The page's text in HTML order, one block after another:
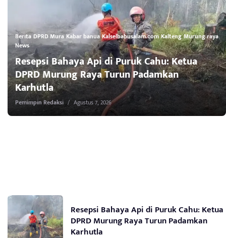
Berita DPRD Mura Kabar banua Kalselbabusalam.com Kalteng Murung raya
News
Resepsi Bahaya Api di Puruk Cahu: Ketua
DPRD Murung Raya Turun Padamkan
Karhutla
Pemimpin Redaksi / Agustus 7, 2026
Resepsi Bahaya Api di Puruk Cahu: Ketua
DPRD Murung Raya Turun Padamkan
Karhutla